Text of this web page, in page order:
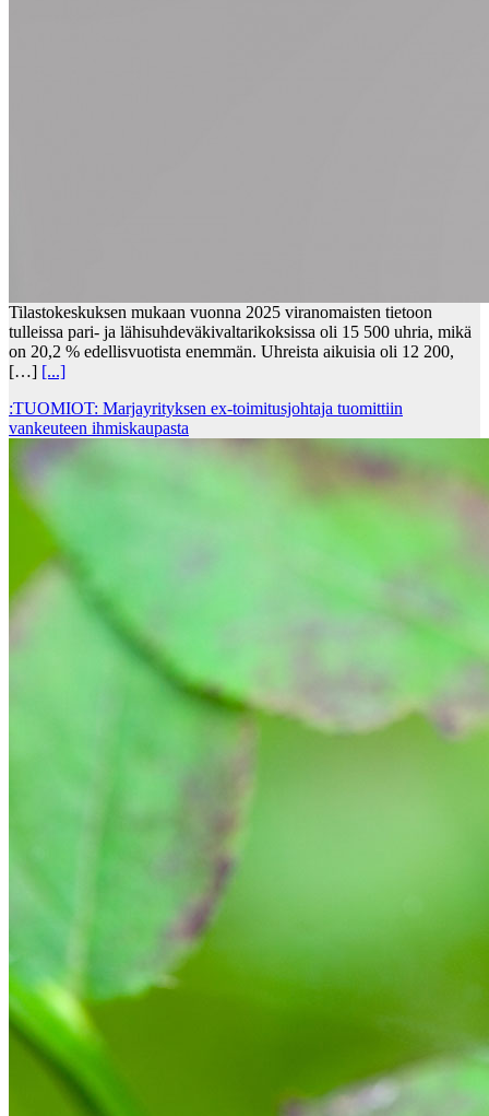
Tilastokeskuksen mukaan vuonna 2025 viranomaisten tietoon
tulleissa pari- ja lähisuhdeväkivaltarikoksissa oli 15 500 uhria, mikä
on 20,2 % edellisvuotista enemmän. Uhreista aikuisia oli 12 200,
[…] [...]
:TUOMIOT: Marjayrityksen ex-toimitusjohtaja tuomittiin
vankeuteen ihmiskaupasta